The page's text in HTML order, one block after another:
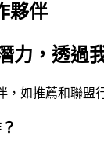
夥伴
力，透過
，如推薦和聯盟